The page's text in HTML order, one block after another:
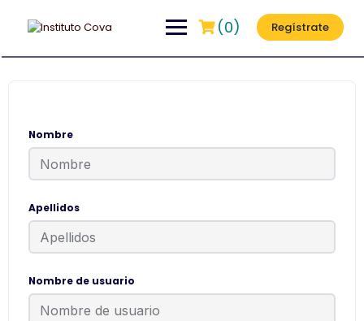
(0) Regístrate
Nombre
Apellidos
Nombre de usuario